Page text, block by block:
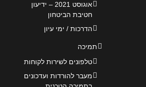
אוגוסט 2021 – ידיעון
חטיבת הביטחון
הדרכות / ימי עיון
תמיכה
טלפונים לשירות לקוחות
מעבר להורדות ועדכונים